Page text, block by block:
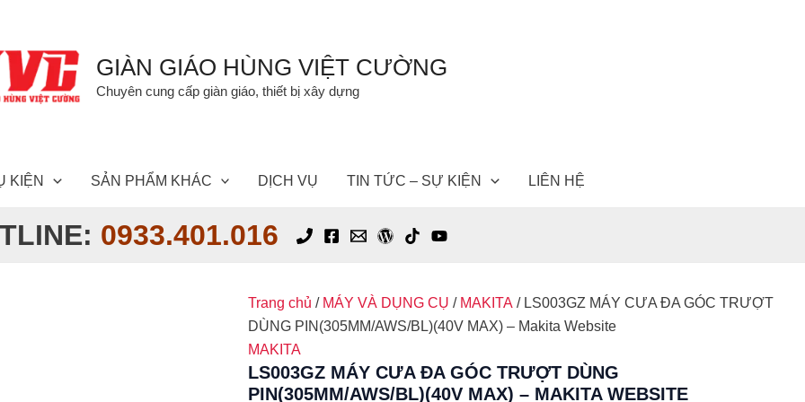
GIÀN GIÁO HÙNG VIỆT CƯỜNG
Chuyên cung cấp giàn giáo, thiết bị xây dựng
KIỆN SẢN PHẨM KHÁC DỊCH VỤ TIN TỨC – SỰ KIỆN LIÊN HỆ
0933.401.016
Trang chủ / MÁY VÀ DỤNG CỤ / MAKITA / LS003GZ MÁY CƯA ĐA GÓC TRƯỢT
DÙNG PIN(305MM/AWS/BL)(40V MAX) – Makita Website
MAKITA
LS003GZ MÁY CƯA ĐA GÓC TRƯỢT DÙNG
PIN(305MM/AWS/BL)(40V MAX) – MAKITA WEBSITE